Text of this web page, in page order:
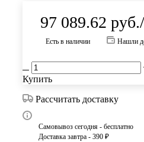
97 089.62 руб.
Есть в наличии Нашли
Купить
Рассчитать доставку
Самовывоз сегодня - бесплатно
Доставка завтра - 390 ₽